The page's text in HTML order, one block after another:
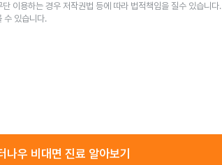
이용하는 경우 저작권법 등에 따라 법적책임을 질수 있습니다.
수 있습니다.
나우 비대면 진료 알아보기